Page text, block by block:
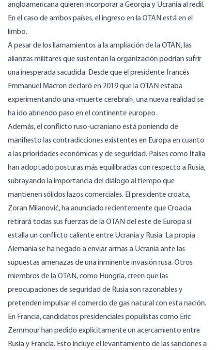
angloamericana quieren incorporar aGeorgiay Ucraniaal redil.
En el caso de ambos países, el ingreso en la OTAN está en el
limbo.
A pesar de los llamamientos a la ampliación de la OTAN, las
alianzas militares que sustentan la organización podrían sufrir
una inesperada sacudida. Desde que el presidente francés
Emmanuel Macron declaró en 2019 que la OTAN estaba
experimentando una «muerte cerebral», una nueva realidad se
ha ido abriendo paso en el continente europeo.
Además, el conflicto ruso-ucraniano está poniendo de
manifiesto las contradicciones existentes en Europa en cuanto
a las prioridades económicas y de seguridad. Países como Italia
han adoptado posturas más equilibradas con respecto a Rusia,
subrayando la importancia del diálogo al tiempo que
mantienen sólidos lazos comerciales. El presidente croata,
Zoran Milanović, haanunciado recientemente que Croacia
retirará todas sus fuerzas de la OTAN del este de Europa si
estalla un conflicto caliente entre Ucrania y Rusia. La propia
Alemania se hanegado a enviar armas a Ucrania ante las
supuestas amenazas de una inminente invasión rusa. Otros
miembros de la OTAN, como Hungría, creen que las
preocupaciones de seguridad de Rusia sonrazonables y
pretendenimpulsar el comercio de gas natural con esta nación.
En Francia, candidatos presidenciales populistas como Eric
Zemmour han pedido explícitamente un acercamiento entre
Rusia y Francia. Esto incluye el levantamiento de las sanciones a